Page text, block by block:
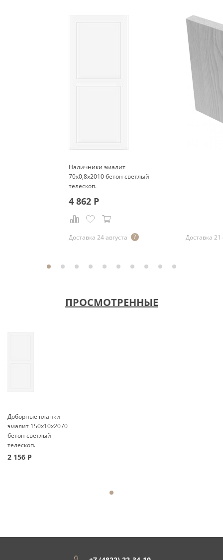
Наличники эмалит
70x0,8x2010 бетон светлый
телескоп.
4 862Р
Доставка 24 августа Доставка 21
ПРОСМОТРЕННЫЕ
Доборные планки
эмалит 150x10x2070
бетон светлый
телескоп.
2 156 Р